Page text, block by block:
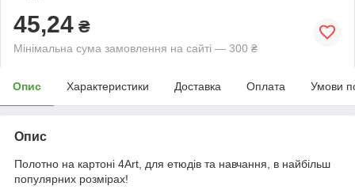
45,24 ₴
Мінімальна сума замовлення на сайті — 300 ₴
Опис Характеристики Доставка Оплата Умови
Опис
Полотно на картоні 4Art, для етюдів та навчання, в найбільш
популярних розмірах!